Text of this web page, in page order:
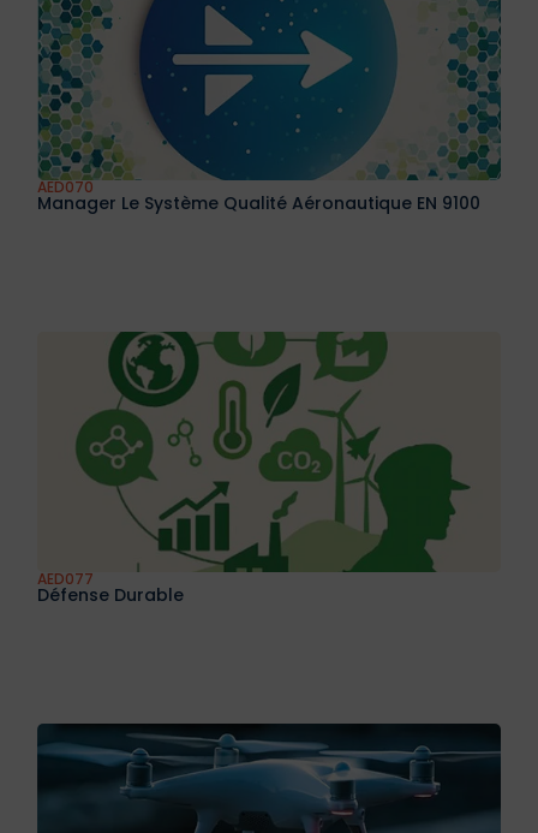
AED070
Manager Le Système Qualité Aéronautique EN 9100
AED077
Défense Durable